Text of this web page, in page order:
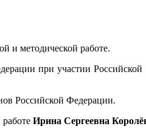
и методической работе.
при участии Российской
Российской Федерации.
Ирина Сергеевна